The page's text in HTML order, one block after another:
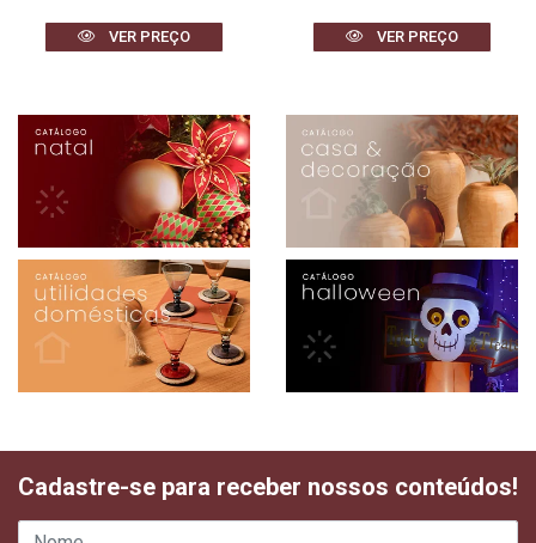
VER PREÇO VER PREÇO
Cadastre-se para receber nossos conteúdos!